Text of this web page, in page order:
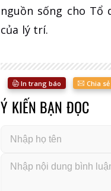
nguồn sống cho Tổ
của lý trí.
In trang báo Chia
Ý KIẾN BẠN ĐỌC